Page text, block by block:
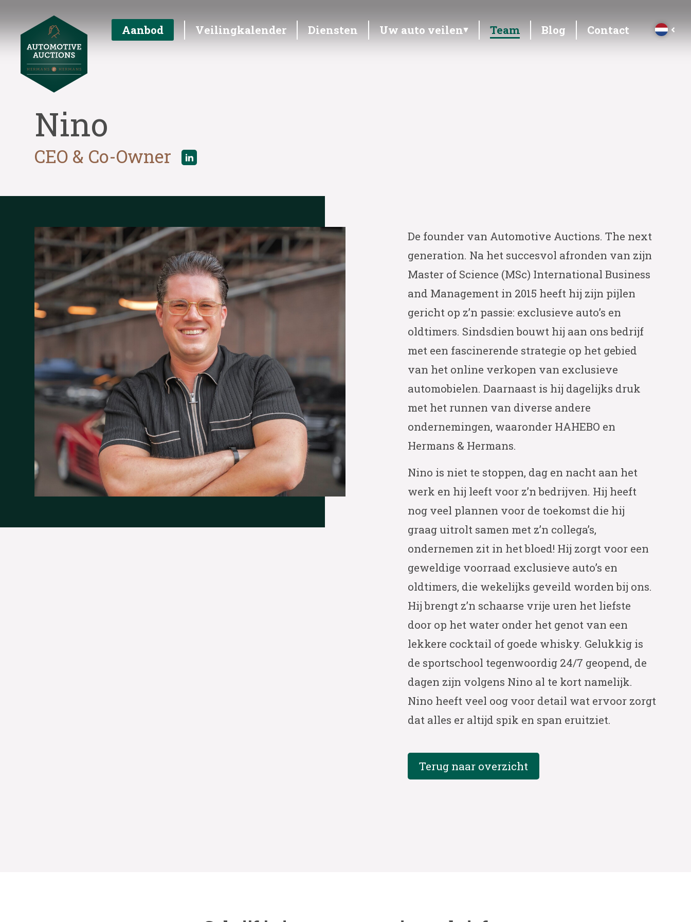
Aanbod Veilingkalender Diensten Uw auto veilen Team Blog Contact
Nino
CEO & Co-Owner
De founder van Automotive Auctions. The next
generation. Na het succesvol afronden van zijn
Master of Science (MSc) International Business
and Management in 2015 heeft hij zijn pijlen
gericht op z’n passie: exclusieve auto’s en
oldtimers. Sindsdien bouwt hij aan ons bedrijf
met een fascinerende strategie op het gebied
van het online verkopen van exclusieve
automobielen. Daarnaast is hij dagelijks druk
met het runnen van diverse andere
ondernemingen, waaronder HAHEBO en
Hermans & Hermans.
Nino is niet te stoppen, dag en nacht aan het
werk en hij leeft voor z’n bedrijven. Hij heeft
nog veel plannen voor de toekomst die hij
graag uitrolt samen met z’n collega’s,
ondernemen zit in het bloed! Hij zorgt voor een
geweldige voorraad exclusieve auto’s en
oldtimers, die wekelijks geveild worden bij ons.
Hij brengt z’n schaarse vrije uren het liefste
door op het water onder het genot van een
lekkere cocktail of goede whisky. Gelukkig is
de sportschool tegenwoordig 24/7 geopend, de
dagen zijn volgens Nino al te kort namelijk.
Nino heeft veel oog voor detail wat ervoor zorgt
dat alles er altijd spik en span eruitziet.
Terug naar overzicht